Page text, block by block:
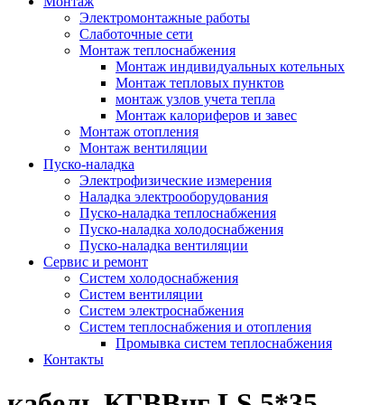
Электромонтажные работы
Слаботочные сети
Монтаж теплоснабжения
Монтаж индивидуальных котельных
Монтаж тепловых пунктов
монтаж узлов учета тепла
Монтаж калориферов и завес
Монтаж отопления
Монтаж вентиляции
Пуско-наладка
Электрофизические измерения
Наладка электрооборудования
Пуско-наладка теплоснабжения
Пуско-наладка холодоснабжения
Пуско-наладка вентиляции
Сервис и ремонт
Систем холодоснабжения
Систем вентиляции
Систем электроснабжения
Систем теплоснабжения и отопления
Промывка систем теплоснабжения
Контакты